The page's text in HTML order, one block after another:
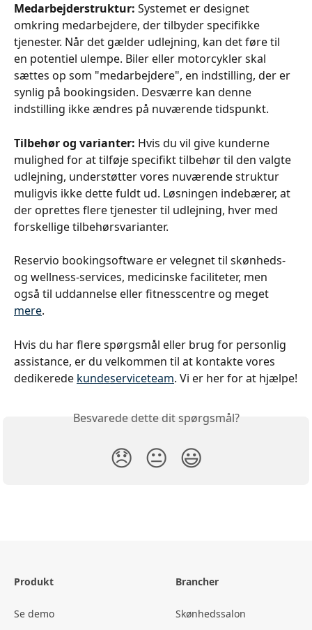
Medarbejderstruktur: Systemet er designet
omkring medarbejdere, der tilbyder specifikke
tjenester. Når det gælder udlejning, kan det føre til
en potentiel ulempe. Biler eller motorcykler skal
sættes op som "medarbejdere", en indstilling, der er
synlig på bookingsiden. Desværre kan denne
indstilling ikke ændres på nuværende tidspunkt.
Tilbehør og varianter: Hvis du vil give kunderne
mulighed for at tilføje specifikt tilbehør til den valgte
udlejning, understøtter vores nuværende struktur
muligvis ikke dette fuldt ud. Løsningen indebærer, at
der oprettes flere tjenester til udlejning, hver med
forskellige tilbehørsvarianter.
Reservio bookingsoftware er velegnet til skønheds-
og wellness-services, medicinske faciliteter, men
også til uddannelse eller fitnesscentre og meget
mere.
Hvis du har flere spørgsmål eller brug for personlig
assistance, er du velkommen til at kontakte vores
dedikerede kundeserviceteam. Vi er her for at hjælpe!
Besvarede dette dit spørgsmål?
😞 😐 😃
Produkt
Se demo
Brancher
Skønhedssalon